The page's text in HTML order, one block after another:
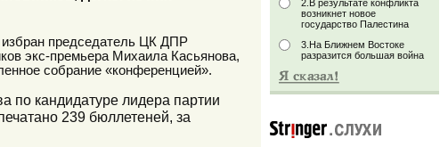
председатель ЦК ДПР
экс-премьера Михаила Касьянова,
собрание «конференцией».
по кандидатуре лидера партии
239 бюллетеней, за
2.В результате конфликта
возникнет новое
государство Палестина
3.На Ближнем Востоке
разразится большая война